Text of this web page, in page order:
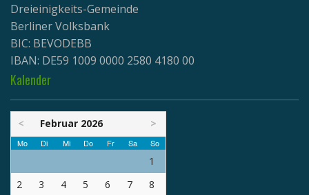
Dreieinigkeits-Gemeinde
Berliner Volksbank
BIC: BEVODEBB
IBAN: DE59 1009 0000 2580 4180 00
Kalender
< Februar 2026 >
Mo Di Mi Do Fr Sa So
1
2
3 4 5 6 7 8